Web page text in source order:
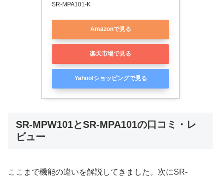
SR-MPA101-K
Amazonで見る
楽天市場で見る
Yahoo!ショッピングで見る
SR-MPW101とSR-MPA101の口コミ・レ
ビュー
ここまで機能の違いを解説してきました。次にSR-